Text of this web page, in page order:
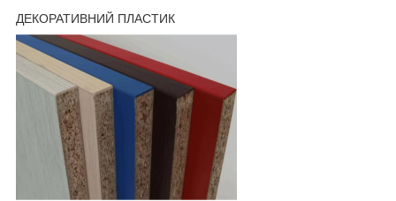
ДЕКОРАТИВНИЙ ПЛАСТИК